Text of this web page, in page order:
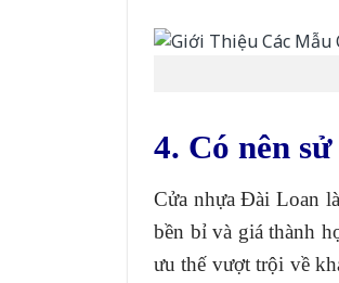
4. Có nên
Cửa nhựa Đài Loan
bền bỉ và giá thành
ưu thế vượt trội về